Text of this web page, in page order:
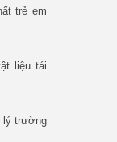
trẻ em
liệu tái
lý trường